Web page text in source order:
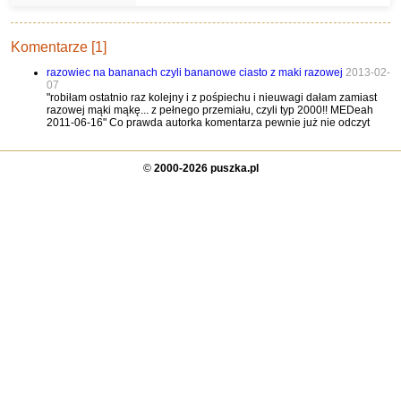
Komentarze [1]
razowiec na bananach czyli bananowe ciasto z maki razowej 2013-02-
07
"robiłam ostatnio raz kolejny i z pośpiechu i nieuwagi dałam zamiast
razowej mąki mąkę... z pełnego przemiału, czyli typ 2000!! MEDeah
2011-06-16" Co prawda autorka komentarza pewnie już nie odczyt
© 2000-2026 puszka.pl